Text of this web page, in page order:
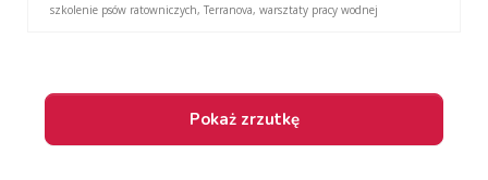
Żywienie
Sekcja pomocy
Sekcja Pomocy
szkolenie psów ratowniczych, Terranova, warsztaty pracy wodnej